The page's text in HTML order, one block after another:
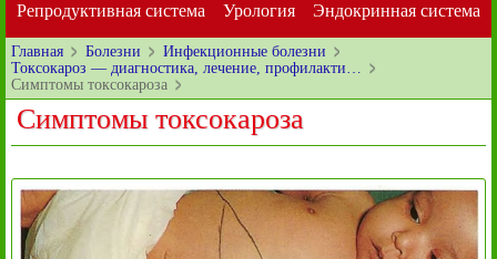
Репродуктивная система
Урология Эндокринная система
Главная Болезни
Инфекционные болезни
Токсокароз — диагностика, лечение, профилакти…
Симптомы токсокароза
Симптомы токсокароза